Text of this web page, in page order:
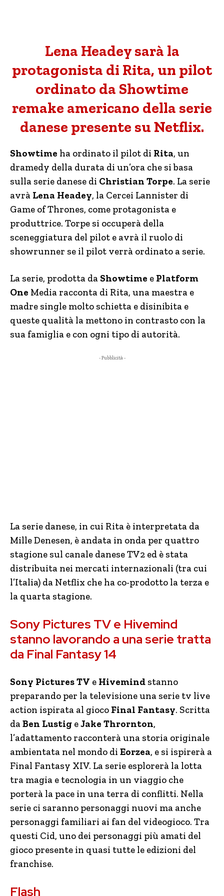
Lena Headey sarà la
protagonista di Rita, un pilot
ordinato da Showtime
remake americano della serie
danese presente su Netflix.
Showtime ha ordinato il pilot di Rita, un
dramedy della durata di un’ora che si basa
sulla serie danese di Christian Torpe. La serie
avrà Lena Headey, la Cercei Lannister di
Game of Thrones, come protagonista e
produttrice. Torpe si occuperà della
sceneggiatura del pilot e avrà il ruolo di
showrunner se il pilot verrà ordinato a serie.
La serie, prodotta da Showtime e Platform
One Media racconta di Rita, una maestra e
madre single molto schietta e disinibita e
queste qualità la mettono in contrasto con la
sua famiglia e con ogni tipo di autorità.
- Pubblicità -
La serie danese, in cui Rita è interpretata da
Mille Denesen, è andata in onda per quattro
stagione sul canale danese TV2 ed è stata
distribuita nei mercati internazionali (tra cui
l’Italia) da Netflix che ha co-prodotto la terza e
la quarta stagione.
Sony Pictures TV e Hivemind
stanno lavorando a una serie tratta
da Final Fantasy 14
Sony Pictures TV e Hivemind stanno
preparando per la televisione una serie tv live
action ispirata al gioco Final Fantasy. Scritta
daBen Lustig eJake Thrornton,
l’adattamento racconterà una storia originale
ambientata nel mondo di Eorzea, e si ispirerà a
Final Fantasy XIV. La serie esplorerà la lotta
tra magia e tecnologia in un viaggio che
porterà la pace in una terra di conflitti. Nella
serie ci saranno personaggi nuovi ma anche
personaggi familiari ai fan del videogioco. Tra
questi Cid, uno dei personaggi più amati del
gioco presente in quasi tutte le edizioni del
franchise.
Flash